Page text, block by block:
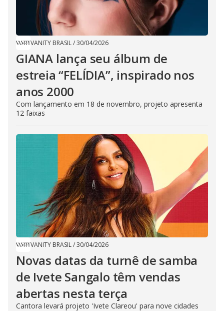
VANITY BRASIL/30/04/2026
GIANA lança seu álbum de
estreia “FELÍDIA”, inspirado nos
anos 2000
Com lançamento em 18 de novembro, projeto apresenta
12 faixas
VANITY BRASIL/30/04/2026
Novas datas da turnê de samba
de Ivete Sangalo têm vendas
abertas nesta terça
Cantora levará projeto 'Ivete Clareou' para nove cidades